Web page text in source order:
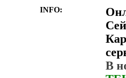
INFO:
В